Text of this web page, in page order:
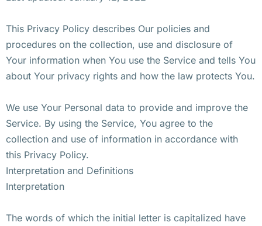
This Privacy Policy describes Our policies and
procedures on the collection, use and disclosure of
Your information when You use the Service and tells You
about Your privacy rights and how the law protects You.
We use Your Personal data to provide and improve the
Service. By using the Service, You agree to the
collection and use of information in accordance with
this Privacy Policy.
Interpretation and Definitions
Interpretation
The words of which the initial letter is capitalized have